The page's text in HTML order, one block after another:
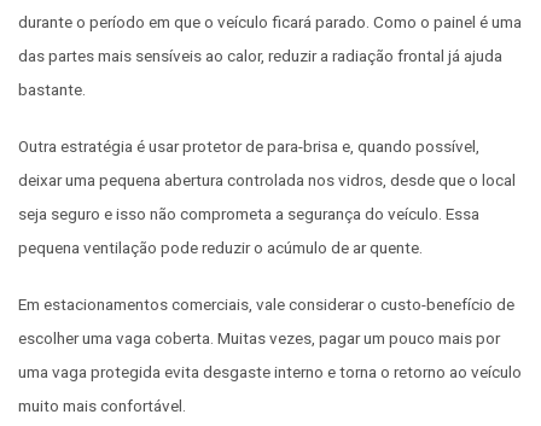
durante o período em que o veículo ficará parado. Como o painel é uma
das partes mais sensíveis ao calor, reduzir a radiação frontal já ajuda
bastante.
Outra estratégia é usar protetor de para-brisa e, quando possível,
deixar uma pequena abertura controlada nos vidros, desde que o local
seja seguro e isso não comprometa a segurança do veículo. Essa
pequena ventilação pode reduzir o acúmulo de ar quente.
Em estacionamentos comerciais, vale considerar o custo-benefício de
escolher uma vaga coberta. Muitas vezes, pagar um pouco mais por
uma vaga protegida evita desgaste interno e torna o retorno ao veículo
muito mais confortável.